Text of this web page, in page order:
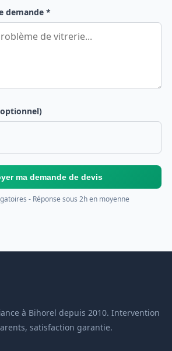
demande *
ma demande de devis
- Réponse sous 2h en moyenne
à Bihorel depuis 2010. Intervention
satisfaction garantie.